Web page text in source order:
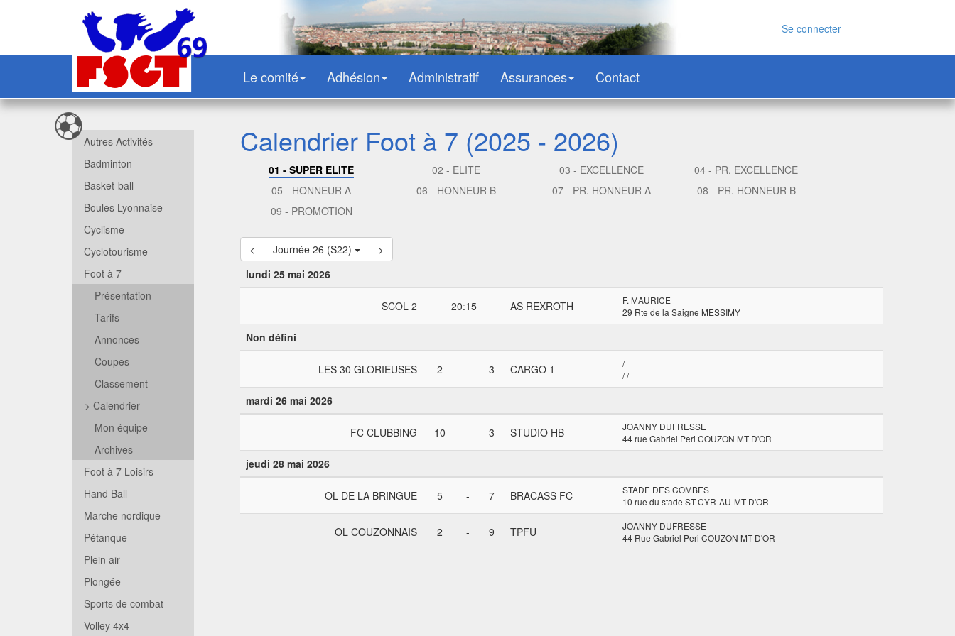
Se connecter
Le comité Adhésion Administratif Assurances Contact
Autres Activités
Badminton
Basket-ball
Boules Lyonnaise
Cyclisme
Cyclotourisme
Foot à 7
Présentation
Tarifs
Annonces
Coupes
Classement
> Calendrier
Mon équipe
Archives
Foot à 7 Loisirs
Hand Ball
Marche nordique
Pétanque
Plein air
Plongée
Sports de combat
Volley 4x4
Calendrier Foot à 7 (2025 - 2026)
01 - SUPER ELITE 02 - ELITE 03 - EXCELLENCE
04 - PR. EXCELLENCE
05 - HONNEUR A
06 - HONNEUR B 07 - PR. HONNEUR A
08 - PR. HONNEUR B
09 - PROMOTION
< Journée 26 (S22)
>
lundi 25 mai 2026
SCOL 2 20:15 AS REXROTH
F. MAURICE
29 Rte de la Saigne MESSIMY
Non défini
LES 30 GLORIEUSES 2 - 3 CARGO 1
/
/ /
mardi 26 mai 2026
FC CLUBBING 10 - 3 STUDIO HB
JOANNY DUFRESSE
44 rue Gabriel Peri COUZON MT D'OR
jeudi 28 mai 2026
OL DE LA BRINGUE 5 - 7 BRACASS FC
STADE DES COMBES
10 rue du stade ST-CYR-AU-MT-D'OR
OL COUZONNAIS 2 - 9 TPFU
JOANNY DUFRESSE
44 Rue Gabriel Peri COUZON MT D'OR